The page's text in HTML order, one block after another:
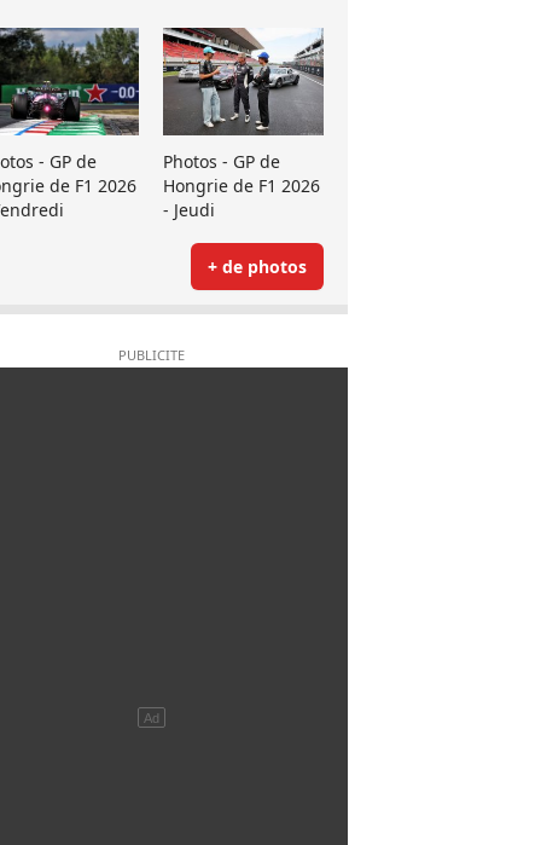
- GP de
de F1 2026
Photos - GP de
Hongrie de F1 2026
- Jeudi
+ de photos